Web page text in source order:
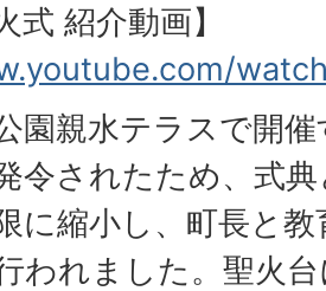
式 紹介動画】
園親水テラスで開
令されたため、式
に縮小し、町長と
われました。聖火